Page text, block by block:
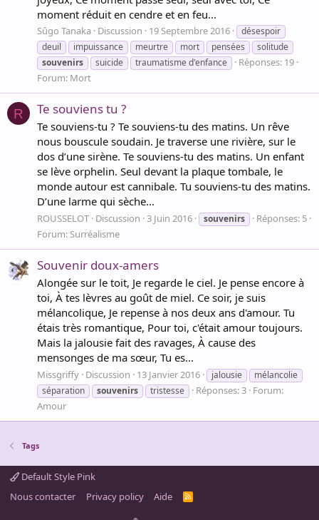
moment réduit en cendre et en feu...
Sûgo Tanaka Discussion 19 Septembre 2016
désespoir
deuil
impuissance meurtre mort pensées
solitude
souvenirs
suicide traumatisme d'enfance
Réponses: 19
Forum: Mort
R Te souviens tu ?
Te souviens-tu ? Te souviens-tu des matins. Un rêve
nous bouscule soudain. Je traverse une rivière, sur le
dos d’une sirène. Te souviens-tu des matins. Un enfant
se lève orphelin. Seul devant la plaque tombale, le
monde autour est cannibale. Tu souviens-tu des matins.
D’une larme qui sèche...
ROUSSELOT Discussion 3 Juin 2016 souvenirs
Réponses: 5
Forum: Surréalisme
Souvenir doux-amers
Alongée sur le toit, Je regarde le ciel. Je pense encore à
toi, À tes lèvres au goût de miel. Ce soir, je suis
mélancolique, Je repense à nos deux ans d'amour. Tu
étais très romantique, Pour toi, c'était amour toujours.
Mais la jalousie fait des ravages, À cause des
mensonges de ma sœur, Tu es...
Missgriffy Discussion 13 Janvier 2016 jalousie
mélancolie
séparation
souvenirs tristesse Réponses: 3 Forum:
Amour
Tags
Default Style Pink
Nous contacter
Privacy policy Aide
R